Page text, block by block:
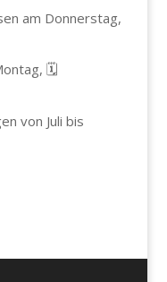
am Donnerstag,
🗓️
von Juli bis